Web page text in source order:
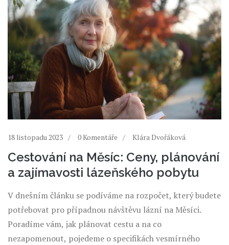
18 listopadu 2023 0 Komentáře Klára Dvořáková
Cestování na Měsíc: Ceny, plánování
a zajímavosti lázeňského pobytu
V dnešním článku se podíváme na rozpočet, který budete
potřebovat pro případnou návštěvu lázní na Měsíci.
Poradíme vám, jak plánovat cestu a na co
nezapomenout, pojedeme o specifikách vesmírného